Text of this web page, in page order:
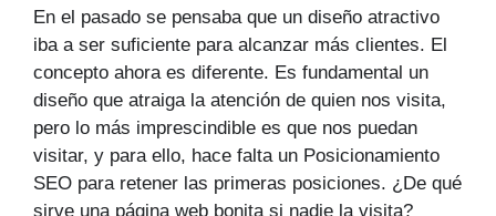
En el pasado se pensaba que un diseño atractivo
iba a ser suficiente para alcanzar más clientes. El
concepto ahora es diferente. Es fundamental un
diseño que atraiga la atención de quien nos visita,
pero lo más imprescindible es que nos puedan
visitar, y para ello, hace falta un Posicionamiento
SEO para retener las primeras posiciones. ¿De qué
sirve una página web bonita si nadie la visita?